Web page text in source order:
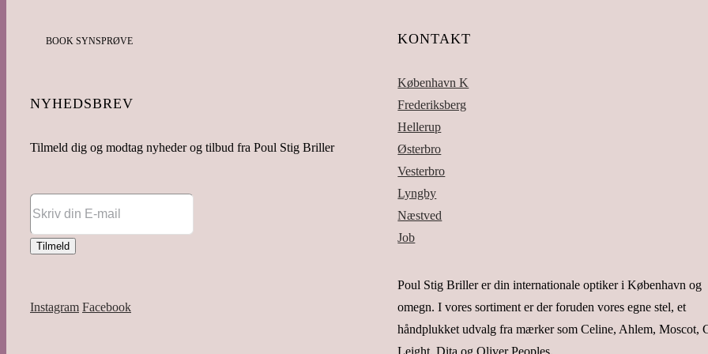
BOOK SYNSPRØVE
NYHEDSBREV
Tilmeld dig og modtag nyheder og tilbud fra Poul Stig Briller
Instagram Facebook
KONTAKT
København K
Frederiksberg
Hellerup
Østerbro
Vesterbro
Lyngby
Næstved
Job
Poul Stig Briller er din internationale optiker i København og
omegn. I vores sortiment er der foruden vores egne stel, et
håndplukket udvalg fra mærker som Celine, Ahlem, Moscot,
Leight, Dita og Oliver Peoples.